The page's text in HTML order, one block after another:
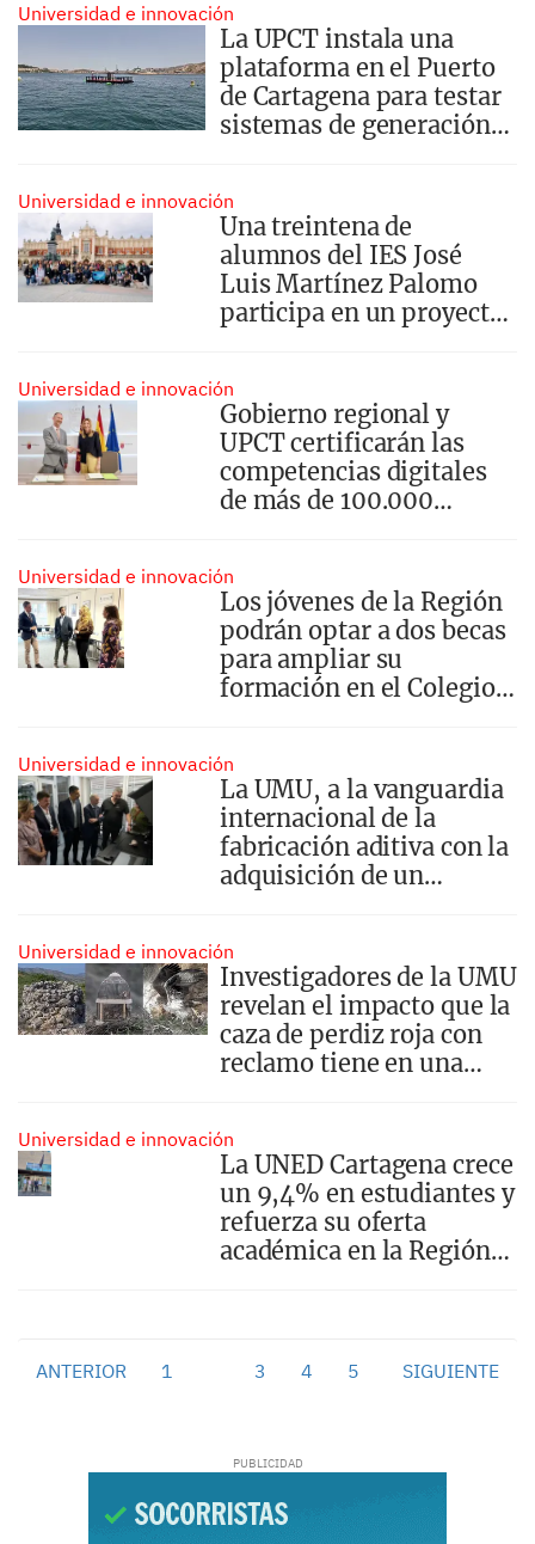
Universidad e innovación
La UPCT instala una
plataforma en el Puerto
de Cartagena para testar
sistemas de generación
Universidad e innovación
Una treintena de
alumnos del IES José
Luis Martínez Palomo
participa en un proyecto
Universidad e innovación
Gobierno regional y
UPCT certificarán las
competencias digitales
de más de 100.000
Universidad e innovación
Los jóvenes de la Región
podrán optar a dos becas
para ampliar su
formación en el Colegio
Universidad e innovación
La UMU, a la vanguardia
internacional de la
fabricación aditiva con la
adquisición de un
Universidad e innovación
Investigadores de la UMU
revelan el impacto que la
caza de perdiz roja con
reclamo tiene en una
su conservación
Universidad e innovación
La UNED Cartagena crece
un 9,4% en estudiantes y
refuerza su oferta
académica en la Región
ANTERIOR 1 3 4 5 SIGUIENTE